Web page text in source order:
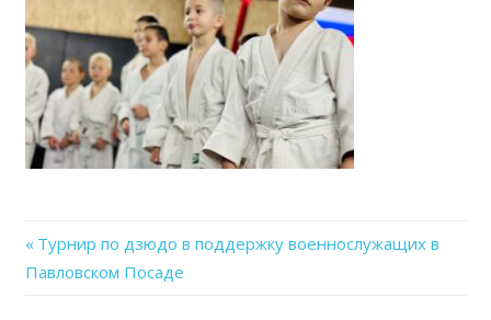
Навигация
Previous
Post:
Турнир по дзюдо в поддержку военнослужащих в
Павловском Посаде